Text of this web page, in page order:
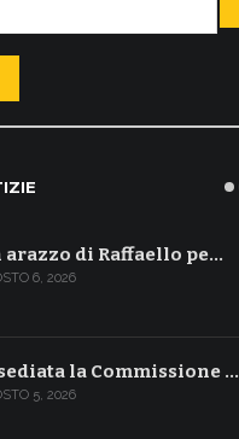
arazzo di Raffaello pe…
6, 2026
la Commissione …
5, 2026